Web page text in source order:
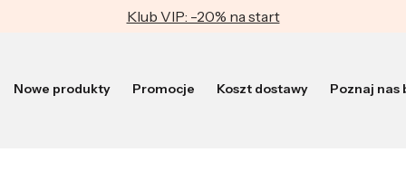
Klub VIP: -20% na start
Nowe produkty Promocje Koszt dostawy Poznaj nas